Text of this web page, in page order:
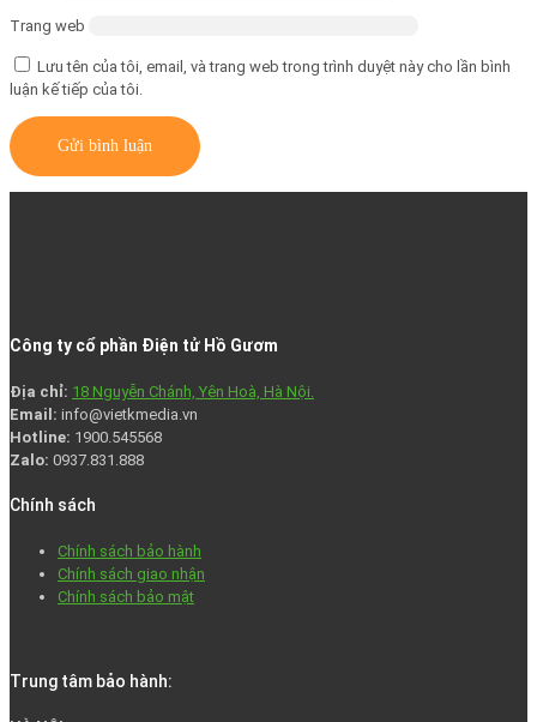
Trang web
Lưu tên của tôi, email, và trang web trong trình duyệt này cho lần bình
luận kế tiếp của tôi.
Công ty cổ phần Điện tử Hồ Gươm
Địa chỉ: 18 Nguyễn Chánh, Yên Hoà, Hà Nội.
Email: info@vietkmedia.vn
Hotline: 1900.545568
Zalo: 0937.831.888
Chính sách
Chính sách bảo hành
Chính sách giao nhận
Chính sách bảo mật
Trung tâm bảo hành: